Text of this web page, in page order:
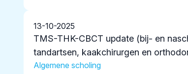
13-10-2025
TMS-THK-CBCT update (bij- en
tandartsen, kaakchirurgen en
Algemene scholing